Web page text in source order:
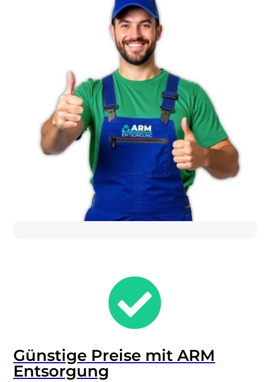

Günstige Preise mit ARM
Entsorgung